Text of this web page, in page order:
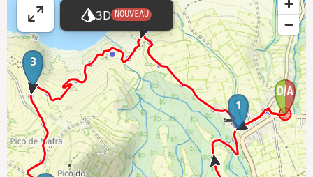
A
ff
i
c
h
e
r
l
a
3D NOUVEAU
1
2
3